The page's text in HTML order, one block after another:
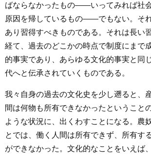
ばならなかったもの――いってみれば社
原因を帰しているもの――でもない。そ
あり習得すべきものである。それは長い
経て、過去のどこかの時点で制度にまで
的事実であり、あらゆる文化的事実と同
代へと伝承されていくものである。
我々自身の過去の文化史を少し遡ると、
間は何物も所有できなかったということ
ような状況に、出くわすことになる。農
とでは、働く人間は所有できず、所有す
ができなかった。文化的なことをいえば